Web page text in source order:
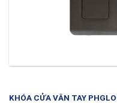
KHÓA CỬA VÂN TAY